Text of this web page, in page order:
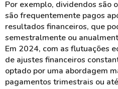
Por exemplo, dividendos são
são frequentemente pagos
resultados financeiros, que
semestralmente ou
Em 2024, com as flutuações
de ajustes financeiros
optado por uma abordagem
pagamentos trimestrais ou